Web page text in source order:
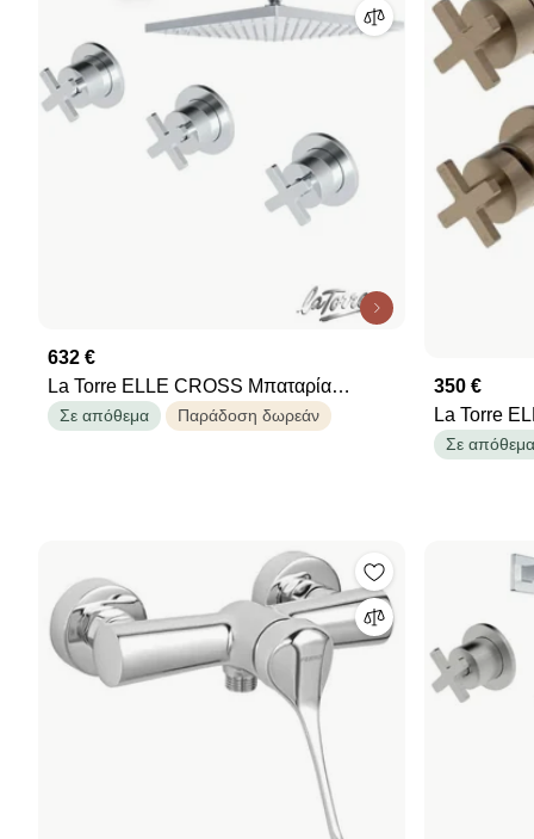
632 €
La Torre ELLE CROSS Μπαταρία
εντοιχισµού 3 οπών µε εκτροπέα 2/3
Σε απόθεμα Παράδοση δωρεάν
350 €
La Torre
Σε απόθεμα